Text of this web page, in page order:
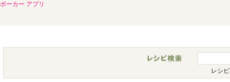
ポーカー アプリ
レシ